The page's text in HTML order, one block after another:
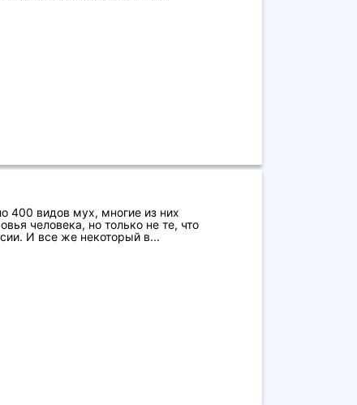
400 видов мух, многие из них
человека, но только не те, что
И все же некоторый в...